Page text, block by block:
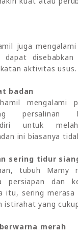
juga
disebabkan
aktivitas usus.
badan
mengalami
persalinan
diri untuk
ini biasanya
sering tidur
tubuh Mamy
persiapan dan
itu, sering merasa
istirahat yang
merah